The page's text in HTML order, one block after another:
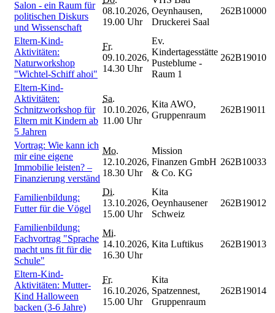
Salon - ein Raum für
politischen Diskurs
und Wissenschaft
08.10.2026,
19.00 Uhr
Oeynhausen,
Druckerei Saal
262B10000
Eltern-Kind-
Aktivitäten:
Naturworkshop
"Wichtel-Schiff ahoi"
Fr.
09.10.2026,
14.30 Uhr
Ev.
Kindertagesstätte
Pusteblume -
Raum 1
262B19010
Eltern-Kind-
Aktivitäten:
Schnitzworkshop für
Eltern mit Kindern ab
5 Jahren
Sa.
10.10.2026,
11.00 Uhr
Kita AWO,
Gruppenraum
262B19011
Vortrag: Wie kann ich
mir eine eigene
Immobilie leisten? –
Finanzierung verständ
Mo.
12.10.2026,
18.30 Uhr
Mission
Finanzen GmbH
& Co. KG
262B10033
Familienbildung:
Futter für die Vögel
Di.
13.10.2026,
15.00 Uhr
Kita
Oeynhausener
Schweiz
262B19012
Familienbildung:
Fachvortrag "Sprache
macht uns fit für die
Schule"
Mi.
14.10.2026,
16.30 Uhr
Kita Luftikus 262B19013
Eltern-Kind-
Aktivitäten: Mutter-
Kind Halloween
backen (3-6 Jahre)
Fr.
16.10.2026,
15.00 Uhr
Kita
Spatzennest,
Gruppenraum
262B19014